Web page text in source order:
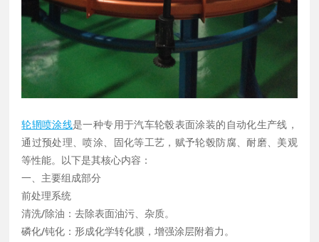
轮辋喷涂线是一种专用于汽车轮毂表面涂装的自动化生产线，
通过预处理、喷涂、固化等工艺，赋予轮毂防腐、耐磨、美观
等性能。以下是其核心内容：
一、主要组成部分
前处理系统
清洗/除油：去除表面油污、杂质。
磷化/钝化：形成化学转化膜，增强涂层附着力。